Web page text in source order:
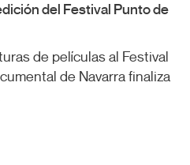
del Festival Punto de
de películas al Festival
de Navarra finaliza